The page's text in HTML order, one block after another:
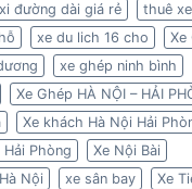
đường dài giá rẻ
thuê
xe du lich 16 cho
Xe
xe ghép ninh bình
Xe Ghép HÀ NỘI – HẢI
Xe khách Hà Nội Hải
Phòng
Xe Nội Bài
Nội
xe sân bay
Xe